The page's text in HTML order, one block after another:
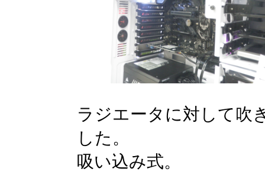
ラジエータに対して吹
した。
吸い込み式。